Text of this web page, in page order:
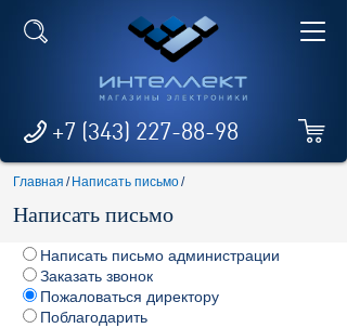
+7 (343) 227-88-98
Главная / Написать письмо/
Написать письмо
Написать письмо администрации
Заказать звонок
Пожаловаться директору
Поблагодарить